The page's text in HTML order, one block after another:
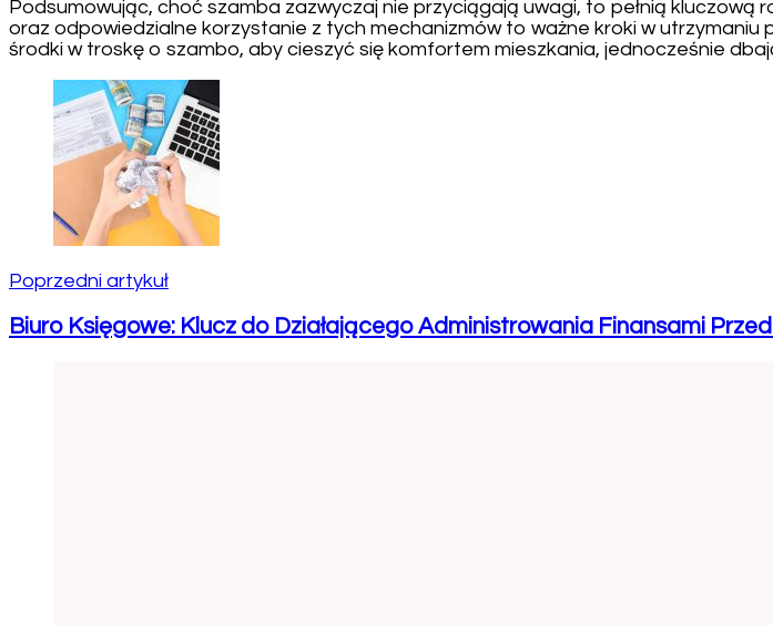
Podsumowując, choć szamba zazwyczaj nie przyciągają uwagi, to pełnią
oraz odpowiedzialne korzystanie z tych mechanizmów to ważne kroki w utrzymaniu
środki w troskę o szambo, aby cieszyć się komfortem mieszkania, jednocześnie
Nawigacja
wpisu
Poprzedni artykuł
Biuro Księgowe: Klucz do Działającego Administrowania Finansami